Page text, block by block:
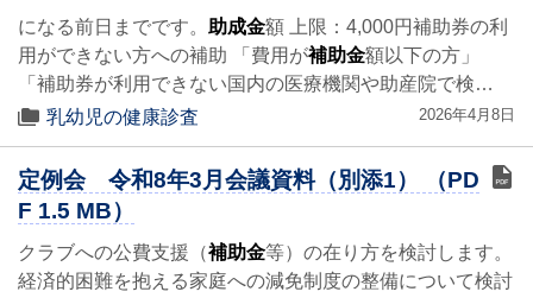
になる前日までです。 助成金額 上限：4,000円補助券の利
用ができない方への補助 「費用が補助金額以下の方」
「補助券が利用できない国内の医療機関や助産院で検…
乳幼児の健康診査
2026年4月8日
定例会 令和8年3月会議資料（別添1） （PD
F 1.5 MB）
クラブへの公費支援（補助金等）の在り方を検討します。
経済的困難を抱える家庭への減免制度の整備について検討